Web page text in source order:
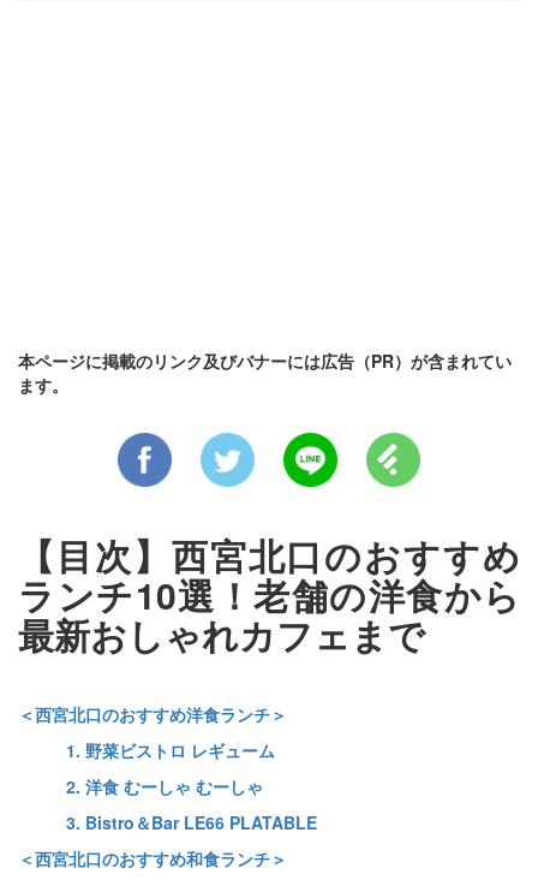
本ページに掲載のリンク及びバナーには広告（PR）が含まれてい
ます。
【目次】西宮北口のおすすめ
ランチ10選！老舗の洋食から
最新おしゃれカフェまで
＜西宮北口のおすすめ洋食ランチ＞
1. 野菜ビストロ レギューム
2. 洋食 むーしゃ むーしゃ
3. Bistro＆Bar LE66 PLATABLE
＜西宮北口のおすすめ和食ランチ＞